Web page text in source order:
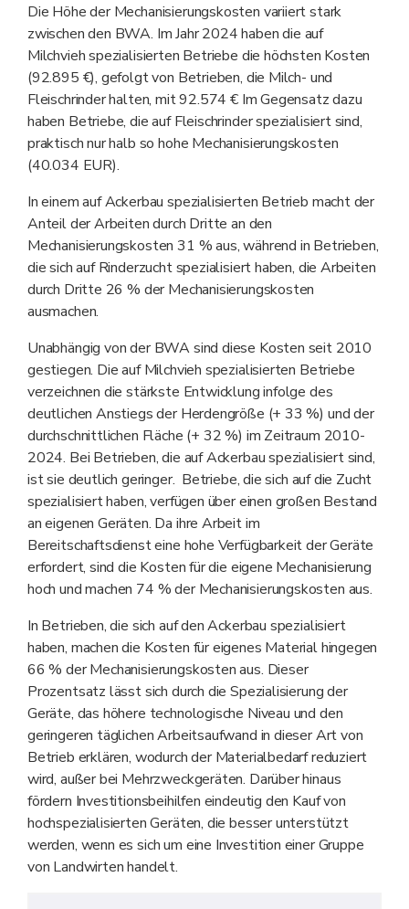
Die Höhe der Mechanisierungskosten variiert stark
zwischen den BWA. Im Jahr 2024 haben die auf
Milchvieh spezialisierten Betriebe die höchsten Kosten
(92.895 €), gefolgt von Betrieben, die Milch- und
Fleischrinder halten, mit 92.574 € Im Gegensatz dazu
haben Betriebe, die auf Fleischrinder spezialisiert sind,
praktisch nur halb so hohe Mechanisierungskosten
(40.034 EUR).
In einem auf Ackerbau spezialisierten Betrieb macht der
Anteil der Arbeiten durch Dritte an den
Mechanisierungskosten 31 % aus, während in Betrieben,
die sich auf Rinderzucht spezialisiert haben, die Arbeiten
durch Dritte 26 % der Mechanisierungskosten
ausmachen.
Unabhängig von der BWA sind diese Kosten seit 2010
gestiegen. Die auf Milchvieh spezialisierten Betriebe
verzeichnen die stärkste Entwicklung infolge des
deutlichen Anstiegs der Herdengröße (+ 33 %) und der
durchschnittlichen Fläche (+ 32 %) im Zeitraum 2010-
2024. Bei Betrieben, die auf Ackerbau spezialisiert sind,
ist sie deutlich geringer. Betriebe, die sich auf die Zucht
spezialisiert haben, verfügen über einen großen Bestand
an eigenen Geräten. Da ihre Arbeit im
Bereitschaftsdienst eine hohe Verfügbarkeit der Geräte
erfordert, sind die Kosten für die eigene Mechanisierung
hoch und machen 74 % der Mechanisierungskosten aus.
In Betrieben, die sich auf den Ackerbau spezialisiert
haben, machen die Kosten für eigenes Material hingegen
66 % der Mechanisierungskosten aus. Dieser
Prozentsatz lässt sich durch die Spezialisierung der
Geräte, das höhere technologische Niveau und den
geringeren täglichen Arbeitsaufwand in dieser Art von
Betrieb erklären, wodurch der Materialbedarf reduziert
wird, außer bei Mehrzweckgeräten. Darüber hinaus
fördern Investitionsbeihilfen eindeutig den Kauf von
hochspezialisierten Geräten, die besser unterstützt
werden, wenn es sich um eine Investition einer Gruppe
von Landwirten handelt.